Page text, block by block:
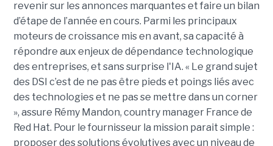
revenir sur les annonces marquantes et faire un bilan
d’étape de l’année en cours. Parmi les principaux
moteurs de croissance mis en avant, sa capacité à
répondre aux enjeux de dépendance technologique
des entreprises, et sans surprise l'IA. « Le grand sujet
des DSI c’est de ne pas être pieds et poings liés avec
des technologies et ne pas se mettre dans un corner
», assure Rémy Mandon, country manager France de
Red Hat. Pour le fournisseur la mission parait simple :
proposer des solutions évolutives avec un niveau de